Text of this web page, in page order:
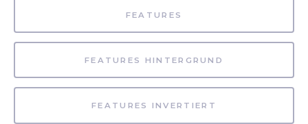
FEATURES
FEATURES HINTERGRUND
FEATURES INVERTIERT